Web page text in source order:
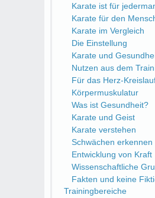
Karate ist für
Karate für den
Karate im Vergleich
Die Einstellung
Karate und
Nutzen aus dem
Für das Herz-
Körpermuskulatur
Was ist Gesundheit?
Karate und Geist
Karate verstehen
Schwächen erkennen
Entwicklung von Kraft
Wissenschaftliche
Fakten und keine
Trainingbereiche